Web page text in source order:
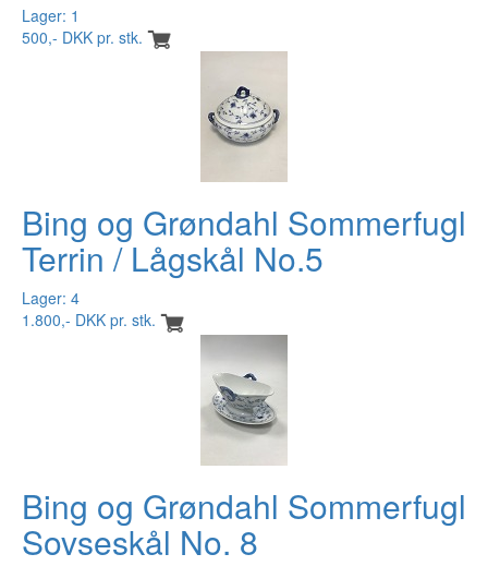
Lager: 1
500,- DKK pr. stk.
Bing og Grøndahl Sommerfugl
Terrin / Lågskål No.5
Lager: 4
1.800,- DKK pr. stk.
Bing og Grøndahl Sommerfugl
Sovseskål No. 8